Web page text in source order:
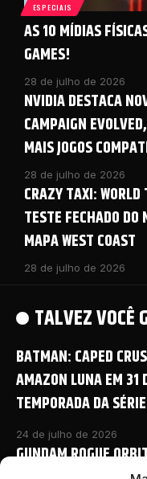
ESPECIAIS
AS 10 MÍDIAS
GAMES!
28 de julho de 2026
NVIDIA DESTACA
CAMPAIGN
MAIS JOGOS
28 de julho de 2026
CRAZY TAXI:
TESTE FECHADO
MAPA WEST COAST
28 de julho de 2026
TALVEZ VOCÊ
BATMAN: CAPED
AMAZON LUNA EM 31
TEMPORADA DA SÉRIE
24 de julho de 2026
GUNDAM ROGUE